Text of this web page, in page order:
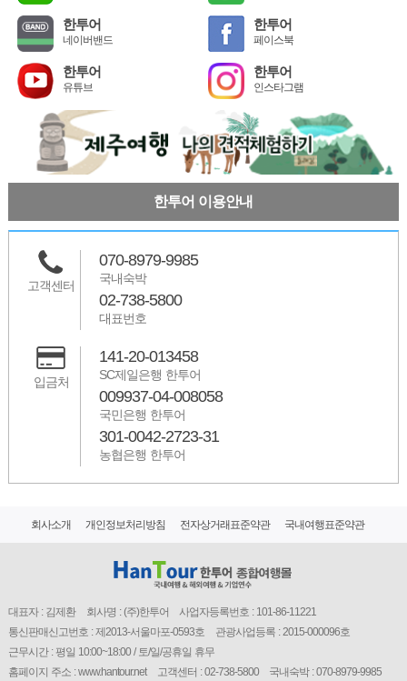
한투어
네이버밴드
한투어
페이스북
한투어
유튜브
한투어
인스타그램
한투어 이용안내
고객센터
070-8979-9985
국내숙박
02-738-5800
대표번호
입금처
141-20-013458
SC제일은행 한투어
009937-04-008058
국민은행 한투어
301-0042-2723-31
농협은행 한투어
회사소개 개인정보처리방침 전자상거래표준약관 국내여행표준약관
대표자 : 김제환 회사명 : (주)한투어
사업자등록번호 : 101-86-11221
통신판매신고번호 : 제2013-서울마포-0593호
관광사업등록 : 2015-000096호
근무시간 : 평일 10:00~18:00 / 토/일/공휴일 휴무
홈페이지 주소 : www.hantour.net
고객센터 : 02-738-5800 국내숙박 : 070-8979-9985